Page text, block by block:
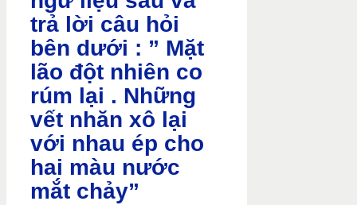
trả lời câu hỏi
bên dưới : ” Mặt
lão đột nhiên co
rúm lại . Những
vết nhăn xô lại
với nhau ép cho
hai màu nước
mắt chảy”